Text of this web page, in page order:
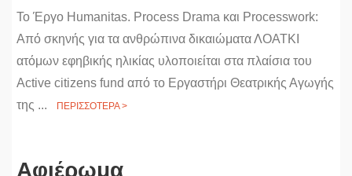
Το Έργο Humanitas. Process Drama και Processwork:
Από σκηνής για τα ανθρώπινα δικαιώματα ΛΟΑΤΚΙ
ατόμων εφηβικής ηλικίας υλοποιείται στα πλαίσια του
Active citizens fund από το Εργαστήρι Θεατρικής Αγωγής
της ...
ΠΕΡΙΣΣΟΤΕΡΑ >
Αφιέρωμα